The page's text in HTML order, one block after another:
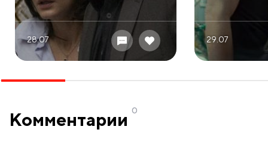
28.07 29.07
Комментарии 0